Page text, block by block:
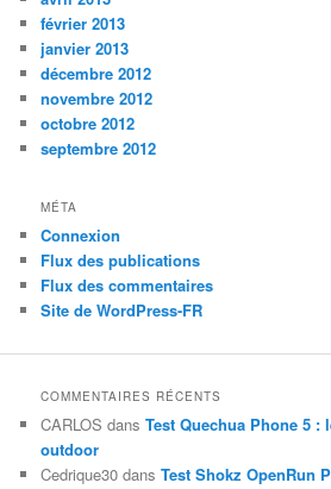
février 2013
janvier 2013
décembre 2012
novembre 2012
octobre 2012
septembre 2012
MÉTA
Connexion
Flux des publications
Flux des commentaires
Site de WordPress-FR
COMMENTAIRES RÉCENTS
CARLOS dansTest Quechua Phone 5 :
outdoor
Cedrique30 dansTest Shokz OpenRun